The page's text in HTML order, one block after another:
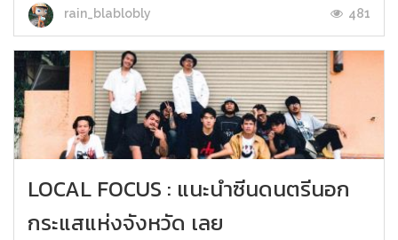
rain_blablobly 481
LOCAL FOCUS : แนะนำซีนดนตรีนอก
กระแสแห่งจังหวัด เลย